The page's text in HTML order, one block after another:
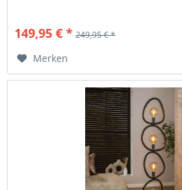
149,95 € * 249,95 € *
Merken